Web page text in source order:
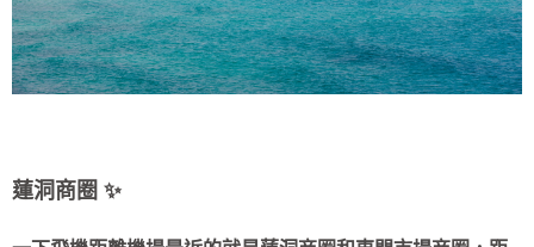
蓮洞商圈 ✨